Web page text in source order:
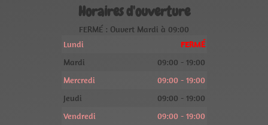
Horaires d'ouverture
FERMÉ : Ouvert Mardi à 09:00
Lundi
FERMÉ
Mardi
09:00 - 19:00
Mercredi
09:00 - 19:00
Jeudi
09:00 - 19:00
Vendredi
09:00 - 19:00